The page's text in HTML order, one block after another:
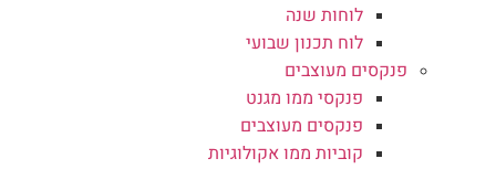
לוחות שנה
לוח תכנון שבועי
פנקסים מעוצבים
פנקסי ממו מגנט
פנקסים מעוצבים
קוביות ממו אקולוגיות